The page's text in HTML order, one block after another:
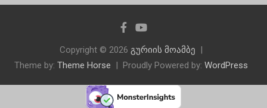
Copyright © 2026 გურიის მოამბე
Theme by: Theme Horse Proudly Powered by: WordPress